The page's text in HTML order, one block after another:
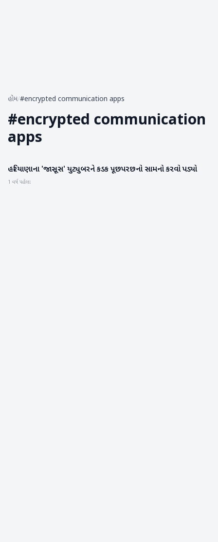
હોમ/#encrypted communication apps
#encrypted communication
apps
રાષ્ટ્રીય
હરિયાણાના 'જાસૂસ' યુટ્યુબરને કડક પૂછપરછનો સામનો કરવો પડ્યો
1 વર્ષ પહેલા